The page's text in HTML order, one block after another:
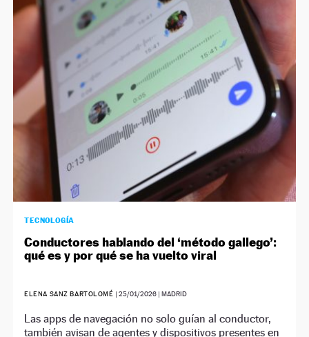
TECNOLOGÍA
Conductores hablando del ‘método gallego’:
qué es y por qué se ha vuelto viral
ELENA SANZ BARTOLOMÉ | 25/01/2026| MADRID
Las apps de navegación no solo guían al conductor,
también avisan de agentes y dispositivos presentes en